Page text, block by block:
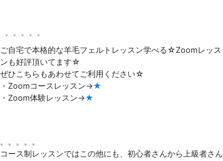
゜゜゜゜゜
ご自宅で本格的な羊毛フェルトレッスン学べる☆Zoomレッス
ンも好評頂いてます☆
ぜひこちらもあわせてご利用ください☆
・Zoomコースレッスン→★
・Zoom体験レッスン→★
。。。。。
コース制レッスンではこの他にも、初心者さんから上級者さん